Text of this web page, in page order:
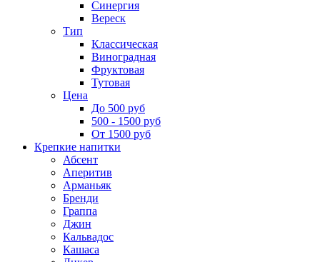
Синергия
Вереск
Тип
Классическая
Виноградная
Фруктовая
Тутовая
Цена
До 500 руб
500 - 1500 руб
От 1500 руб
Крепкие напитки
Абсент
Аперитив
Арманьяк
Бренди
Граппа
Джин
Кальвадос
Кашаса